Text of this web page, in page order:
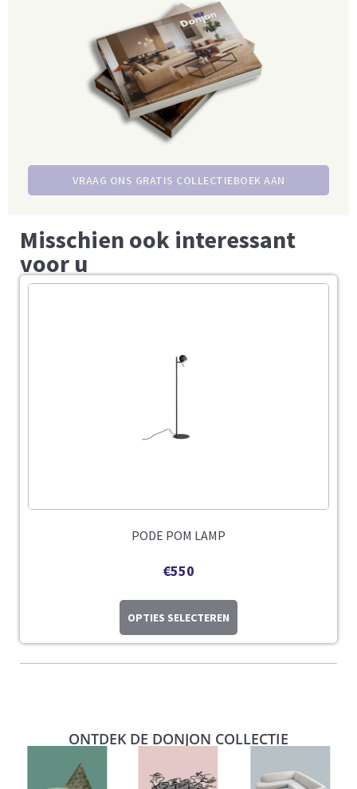
VRAAG ONS GRATIS COLLECTIEBOEK AAN
Misschien ook interessant
voor u
PODE POM LAMP
€550
OPTIES SELECTEREN
ONTDEK DE DONJON COLLECTIE